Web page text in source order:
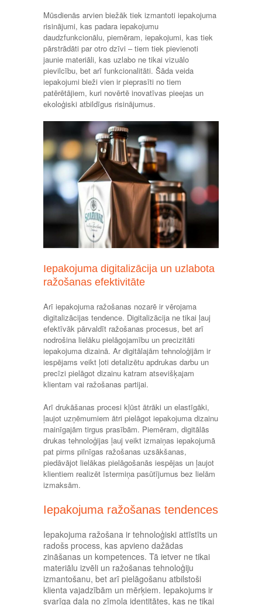
Mūsdienās arvien biežāk tiek izmantoti iepakojuma
risinājumi, kas padara iepakojumu
daudzfunkcionālu, piemēram, iepakojumi, kas tiek
pārstrādāti par otro dzīvi – tiem tiek pievienoti
jaunie materiāli, kas uzlabo ne tikai vizuālo
pievilcību, bet arī funkcionalitāti. Šāda veida
iepakojumi bieži vien ir pieprasīti no tiem
patērētājiem, kuri novērtē inovatīvas pieejas un
ekoloģiski atbildīgus risinājumus.
Iepakojuma digitalizācija un uzlabota
ražošanas efektivitāte
Arī iepakojuma ražošanas nozarē ir vērojama
digitalizācijas tendence. Digitalizācija ne tikai ļauj
efektīvāk pārvaldīt ražošanas procesus, bet arī
nodrošina lielāku pielāgojamību un precizitāti
iepakojuma dizainā. Ar digitālajām tehnoloģijām ir
iespējams veikt ļoti detalizētu apdrukas darbu un
precīzi pielāgot dizainu katram atsevišķajam
klientam vai ražošanas partijai.
Arī drukāšanas procesi kļūst ātrāki un elastīgāki,
ļaujot uzņēmumiem ātri pielāgot iepakojuma dizainu
mainīgajām tirgus prasībām. Piemēram, digitālās
drukas tehnoloģijas ļauj veikt izmaiņas iepakojumā
pat pirms pilnīgas ražošanas uzsākšanas,
piedāvājot lielākas pielāgošanās iespējas un ļaujot
klientiem realizēt īstermiņa pasūtījumus bez lielām
izmaksām.
Iepakojuma ražošanas tendences
Iepakojuma ražošana ir tehnoloģiski attīstīts un
radošs process, kas apvieno dažādas
zināšanas un kompetences. Tā ietver ne tikai
materiālu izvēli un ražošanas tehnoloģiju
izmantošanu, bet arī pielāgošanu atbilstoši
klienta vajadzībām un mērķiem. Iepakojums ir
svarīga daļa no zīmola identitātes, kas ne tikai